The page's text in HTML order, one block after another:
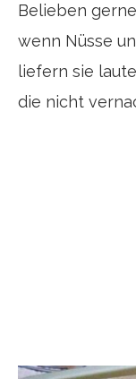
Belieben
wenn Nüsse
liefern sie
die nicht